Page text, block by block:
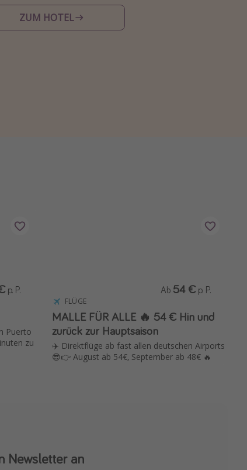
ZUM HOTEL
Puerto
zu
p. P.
FLÜGE
MALLE FÜR ALLE 🔥 54 € Hin und
zurück zur Hauptsaison
✈️ Direktflüge ab fast allen deutschen Airports
😎👉 August ab 54€, September ab 48€ 🔥
Ab 54 € p. P.
Newsletter an